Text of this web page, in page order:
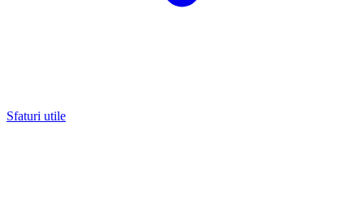
Sfaturi utile